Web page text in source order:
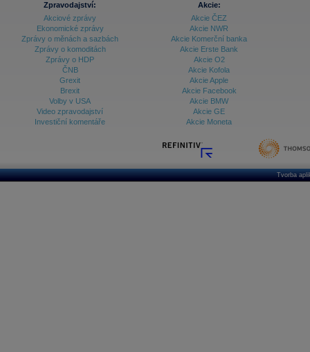
Zpravodajství:
Akciové zprávy
Ekonomické zprávy
Zprávy o měnách a sazbách
Zprávy o komoditách
Zprávy o HDP
ČNB
Grexit
Brexit
Volby v USA
Video zpravodajství
Investiční komentáře
Akcie:
Akcie ČEZ
Akcie NWR
Akcie Komerční banka
Akcie Erste Bank
Akcie O2
Akcie Kofola
Akcie Apple
Akcie Facebook
Akcie BMW
Akcie GE
Akcie Moneta
Tvorba